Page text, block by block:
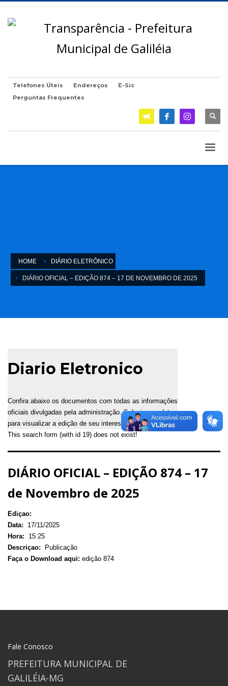
Telefones Úteis Endereços
E-Sic
Perguntas Frequentes
HOME DIÁRIO ELETRÔNICO
DIÁRIO OFICIAL – EDIÇÃO 874 – 17 DE NOVEMBRO DE 2025
Diario Eletronico
Confira abaixo os documentos com todas as informações
oficiais divulgadas pela administração. Selecione a data
para visualizar a edição de seu interesse.
This search form (with id 19) does not exist!
DIÁRIO OFICIAL – EDIÇÃO 874 – 17
de Novembro de 2025
Ediçao:
Data:
17/11/2025
Hora:
15:25
Descriçao:
Publicação
Faça o Download aqui: edição 874
Fale Conosco
PREFEITURA MUNICIPAL DE
GALILÉIA-MG